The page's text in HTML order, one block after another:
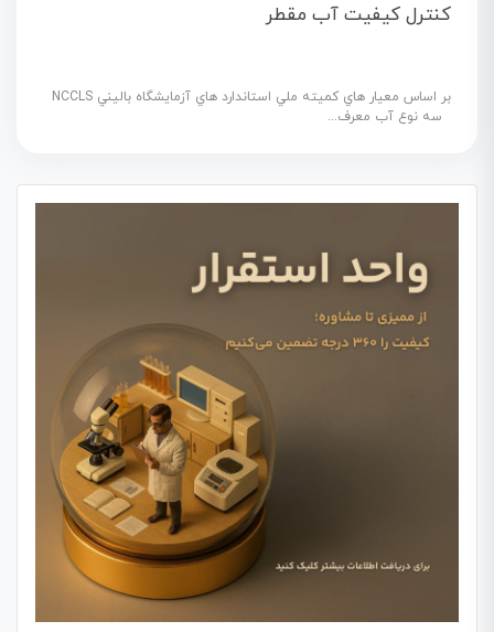
کنترل کیفیت آب مقطر
بر اساس معيار هاي كميته ملي استاندارد هاي آزمايشگاه باليني NCCLS
سه نوع آب معرف...